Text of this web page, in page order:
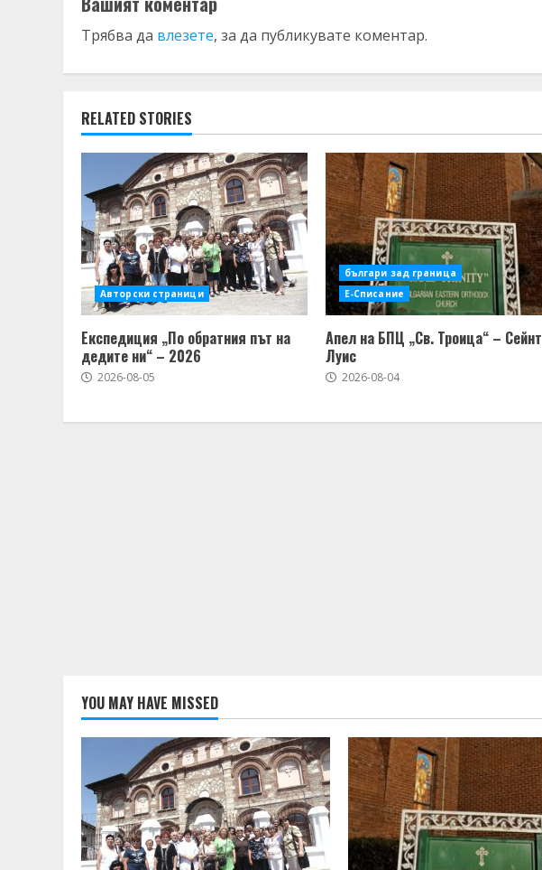
Трябва да влезете, за да публикувате коментар.
RELATED STORIES
Авторски страници
Експедиция „По обратния път на
дедите ни“ – 2026
2026-08-05
българи зад граница
Е-Списание
Апел на БПЦ „Св. Троица“ – Сейнт
Луис
2026-08-04
YOU MAY HAVE MISSED